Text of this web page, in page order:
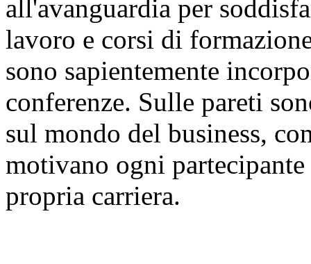
all'avanguardia per
lavoro e corsi di
sono sapientemente
conferenze. Sulle pareti
sul mondo del business,
motivano ogni
propria carriera.